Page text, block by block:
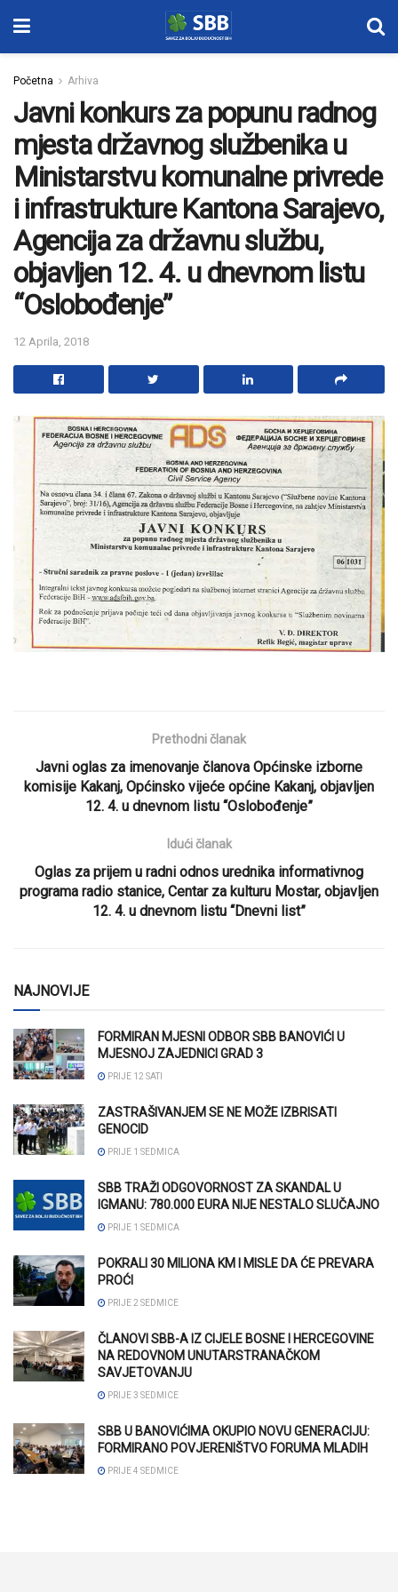
Početna Arhiva
Javni konkurs za popunu radnog
mjesta državnog službenika u
Ministarstvu komunalne privrede
i infrastrukture Kantona Sarajevo,
Agencija za državnu službu,
objavljen 12. 4. u dnevnom listu
“Oslobođenje”
12 Aprila, 2018
Prethodni članak
Javni oglas za imenovanje članova Općinske izborne
komisije Kakanj, Općinsko vijeće općine Kakanj, objavljen
12. 4. u dnevnom listu “Oslobođenje”
Idući članak
Oglas za prijem u radni odnos urednika informativnog
programa radio stanice, Centar za kulturu Mostar, objavljen
12. 4. u dnevnom listu “Dnevni list”
NAJNOVIJE
FORMIRAN MJESNI ODBOR SBB BANOVIĆI U
MJESNOJ ZAJEDNICI GRAD 3
PRIJE 12 SATI
ZASTRAŠIVANJEM SE NE MOŽE IZBRISATI
GENOCID
PRIJE 1 SEDMICA
SBB TRAŽI ODGOVORNOST ZA SKANDAL U
IGMANU: 780.000 EURA NIJE NESTALO SLUČAJNO
PRIJE 1 SEDMICA
POKRALI 30 MILIONA KM I MISLE DA ĆE PREVARA
PROĆI
PRIJE 2 SEDMICE
ČLANOVI SBB-A IZ CIJELE BOSNE I HERCEGOVINE
NA REDOVNOM UNUTARSTRANAČKOM
SAVJETOVANJU
PRIJE 3 SEDMICE
SBB U BANOVIĆIMA OKUPIO NOVU GENERACIJU:
FORMIRANO POVJERENIŠTVO FORUMA MLADIH
PRIJE 4 SEDMICE